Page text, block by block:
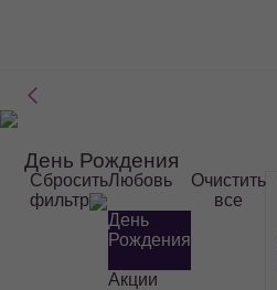
День Рождения
Сбросить
фильтр
Любовь
День
Рождения
Акции
Очистить
все